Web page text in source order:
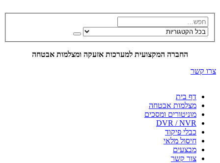
החברה המקצועית למערכות אזעקה ומצלמות אבטחה
צרו קשר
דף בית
מצלמות אבטחה
מוניטורים ומסכים
DVR / NVR
כבלי פיקוד
חיסול מלאי
מבצעים
צור קשר